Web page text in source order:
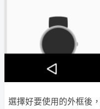
選擇好要使用的外框後